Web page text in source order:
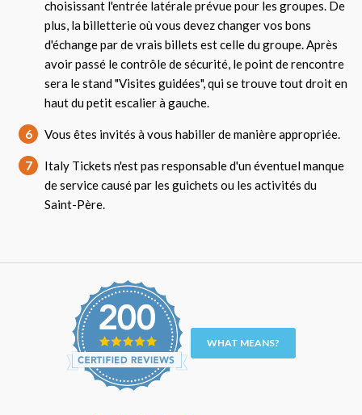
choisissant l'entrée latérale prévue pour les groupes. De
plus, la billetterie où vous devez changer vos bons
d'échange par de vrais billets est celle du groupe. Après
avoir passé le contrôle de sécurité, le point de rencontre
sera le stand "Visites guidées", qui se trouve tout droit en
haut du petit escalier à gauche.
6 Vous êtes invités à vous habiller de manière appropriée.
7
Italy Tickets n'est pas responsable d'un éventuel manque
de service causé par les guichets ou les activités du
Saint-Père.
WHAT MEANS?